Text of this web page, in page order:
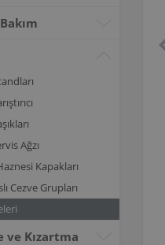
Ağzı
Kapakları
Cezve Grupları
ve Kızartma